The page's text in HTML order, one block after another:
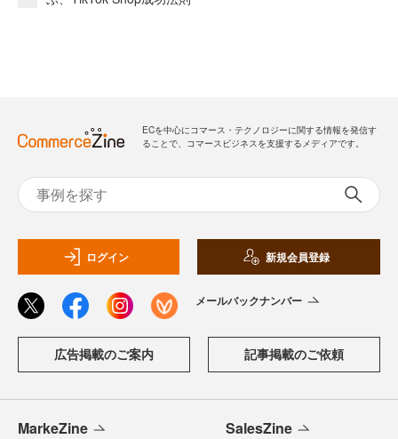
ECを中心にコマース・テクノロジーに関する情報を発信す
ることで、コマースビジネスを支援するメディアです。
ログイン 新規会員登録
メールバックナンバー
広告掲載のご案内 記事掲載のご依頼
MarkeZine SalesZine